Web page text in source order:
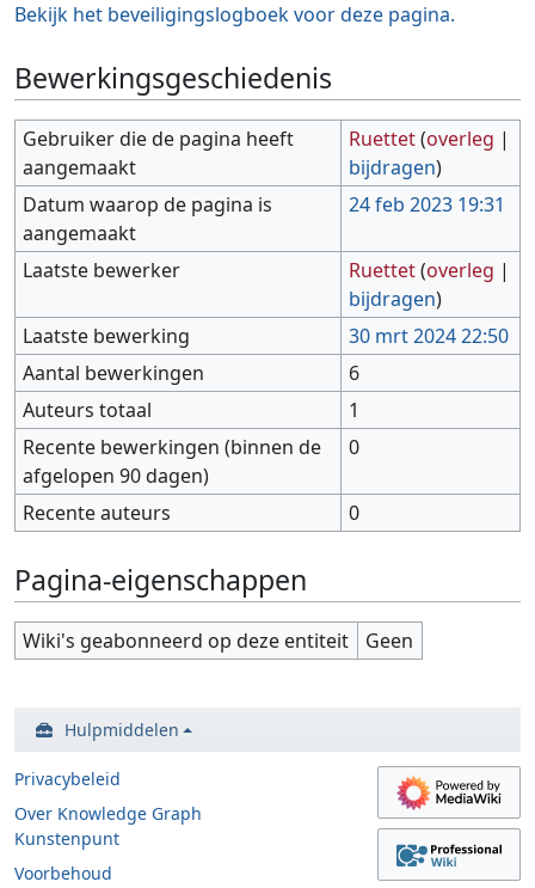
Bekijk het beveiligingslogboek voor deze pagina.
Bewerkingsgeschiedenis
Gebruiker die de pagina heeft
aangemaakt
Ruettet(overleg |
bijdragen)
Datum waarop de pagina is
aangemaakt
24 feb 2023 19:31
Laatste bewerker Ruettet(overleg |
bijdragen)
Laatste bewerking
30 mrt 2024 22:50
Aantal bewerkingen
6
Auteurs totaal
1
Recente bewerkingen (binnen de
afgelopen 90 dagen)
0
Recente auteurs 0
Pagina-eigenschappen
Wiki's geabonneerd op deze entiteit Geen
Hulpmiddelen
Privacybeleid
Over Knowledge Graph
Kunstenpunt
Voorbehoud